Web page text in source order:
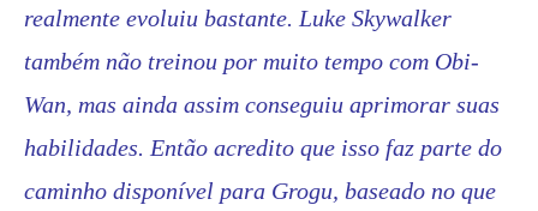
realmente evoluiu bastante. Luke Skywalker
também não treinou por muito tempo com Obi-
Wan, mas ainda assim conseguiu aprimorar suas
habilidades. Então acredito que isso faz parte do
caminho disponível para Grogu, baseado no que